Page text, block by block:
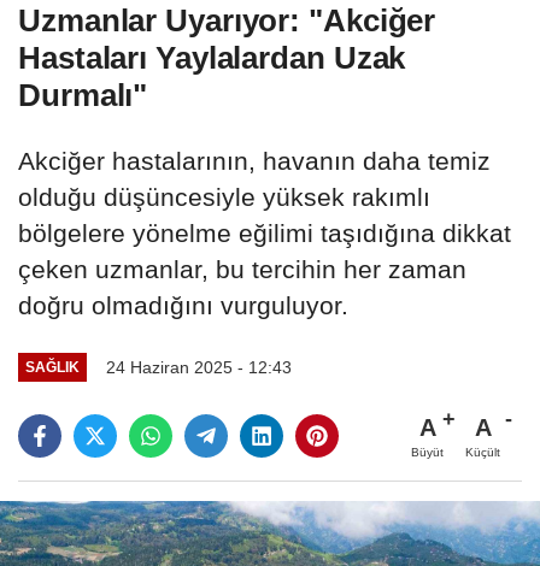
Uzmanlar Uyarıyor: "Akciğer
Hastaları Yaylalardan Uzak
Durmalı"
Akciğer hastalarının, havanın daha temiz
olduğu düşüncesiyle yüksek rakımlı
bölgelere yönelme eğilimi taşıdığına dikkat
çeken uzmanlar, bu tercihin her zaman
doğru olmadığını vurguluyor.
SAĞLIK 24 Haziran 2025 - 12:43
A
Büyüt
A
Küçült